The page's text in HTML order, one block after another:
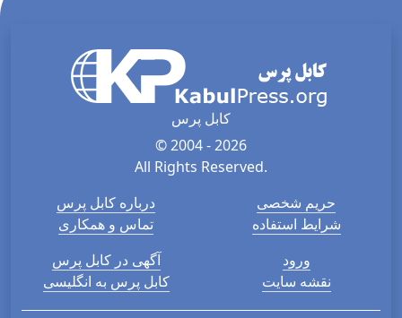
کابل پرس
© 2004 - 2026
All Rights Reserved.
درباره کابل پرس
تماس و همکاری
حریم شخصی
شرایط استفاده
آگهی در کابل پرس
کابل پرس به انگلیسی
ورود
نقشه سایت